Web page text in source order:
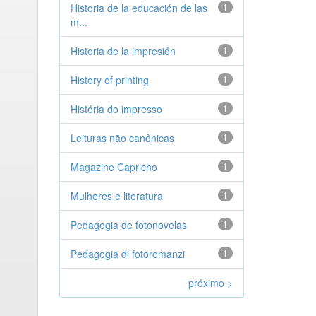
1
Historia de la educación de las
m...
1
Historia de la impresión
1
History of printing
1
História do impresso
1
Leituras não canônicas
1
Magazine Capricho
1
Mulheres e literatura
1
Pedagogia de fotonovelas
1
Pedagogia di fotoromanzi
próximo >